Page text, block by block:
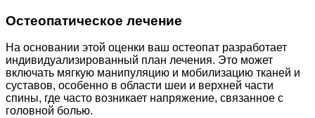
Остеопатическое лечение
На основании этой оценки ваш остеопат разработает
индивидуализированный план лечения. Это может
включать мягкую манипуляцию и мобилизацию тканей и
суставов, особенно в области шеи и верхней части
спины, где часто возникает напряжение, связанное с
головной болью.